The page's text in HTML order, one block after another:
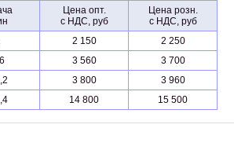
Цена опт.
с НДС, руб
Цена розн.
с НДС, руб
2 150
2 250
3 560
3 700
3 800
3 960
14 800 15 500